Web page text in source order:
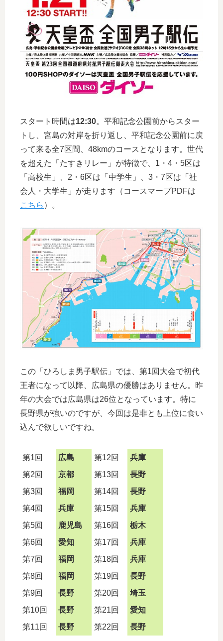
スタート時間は12:30。平和記念公園前からスター
トし、宮島の対岸を折り返し、平和記念公園前に戻
って来る全7区間、48kmのコースとなります。世代
を超えた「たすきリレー」が特徴で、1・4・5区は
「高校生」、2・6区は「中学生」、3・7区は「社
会人・大学生」が走ります（コースマープPDFは
こちら ）。
この「ひろしま男子駅伝」では、第1回大会で初代
王者になって以降、広島県の優勝はありません。昨
年の大会では広島県は26位となっています。特に
長野県が強いのですが、今回は是非とも上位に食い
込んで欲しいですね。
第1回 広島 第12回
兵庫
第2回
京都 第13回
長野
第3回
福岡 第14回
長野
第4回
兵庫 第15回
兵庫
第5回
鹿児島 第16回
栃木
第6回
愛知 第17回
兵庫
第7回
福岡 第18回
兵庫
第8回
福岡 第19回
長野
第9回
長野 第20回
埼玉
第10回
長野 第21回
愛知
第11回
長野 第22回 長野